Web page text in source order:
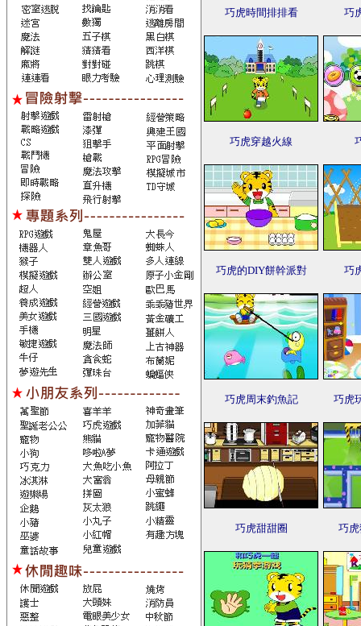
巧虎時間排排看 巧
巧虎穿越火線
巧虎的DIY餅幹派對 巧
巧虎周末釣魚記 巧虎
巧虎甜甜圈 巧